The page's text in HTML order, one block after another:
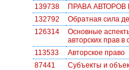
139738
ПРАВА
132792
Обратная сила
126314
Основные
авторских прав в
113533
Авторское право
87441
Субъекты и